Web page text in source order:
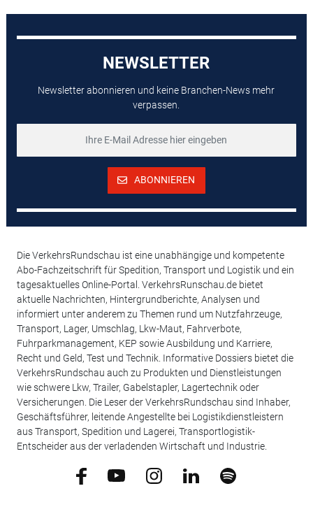
NEWSLETTER
Newsletter abonnieren und keine Branchen-News mehr
verpassen.
ABONNIEREN
Die VerkehrsRundschau ist eine unabhängige und kompetente
Abo-Fachzeitschrift für Spedition, Transport und Logistik und ein
tagesaktuelles Online-Portal. VerkehrsRunschau.de bietet
aktuelle Nachrichten, Hintergrundberichte, Analysen und
informiert unter anderem zu Themen rund um Nutzfahrzeuge,
Transport, Lager, Umschlag, Lkw-Maut, Fahrverbote,
Fuhrparkmanagement, KEP sowie Ausbildung und Karriere,
Recht und Geld, Test und Technik. Informative Dossiers bietet die
VerkehrsRundschau auch zu Produkten und Dienstleistungen
wie schwere Lkw, Trailer, Gabelstapler, Lagertechnik oder
Versicherungen. Die Leser der VerkehrsRundschau sind Inhaber,
Geschäftsführer, leitende Angestellte bei Logistikdienstleistern
aus Transport, Spedition und Lagerei, Transportlogistik-
Entscheider aus der verladenden Wirtschaft und Industrie.